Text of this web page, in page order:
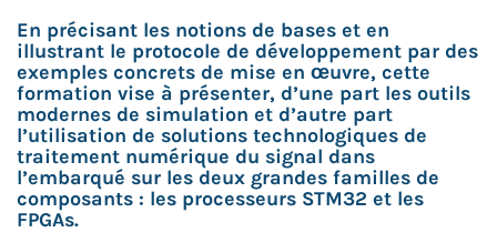
En précisant les notions de bases et en
illustrant le protocole de développement par des
exemples concrets de mise en œuvre, cette
formation vise à présenter, d’une part les outils
modernes de simulation et d’autre part
l’utilisation de solutions technologiques de
traitement numérique du signal dans
l’embarqué sur les deux grandes familles de
composants : les processeurs STM32 et les
FPGAs.